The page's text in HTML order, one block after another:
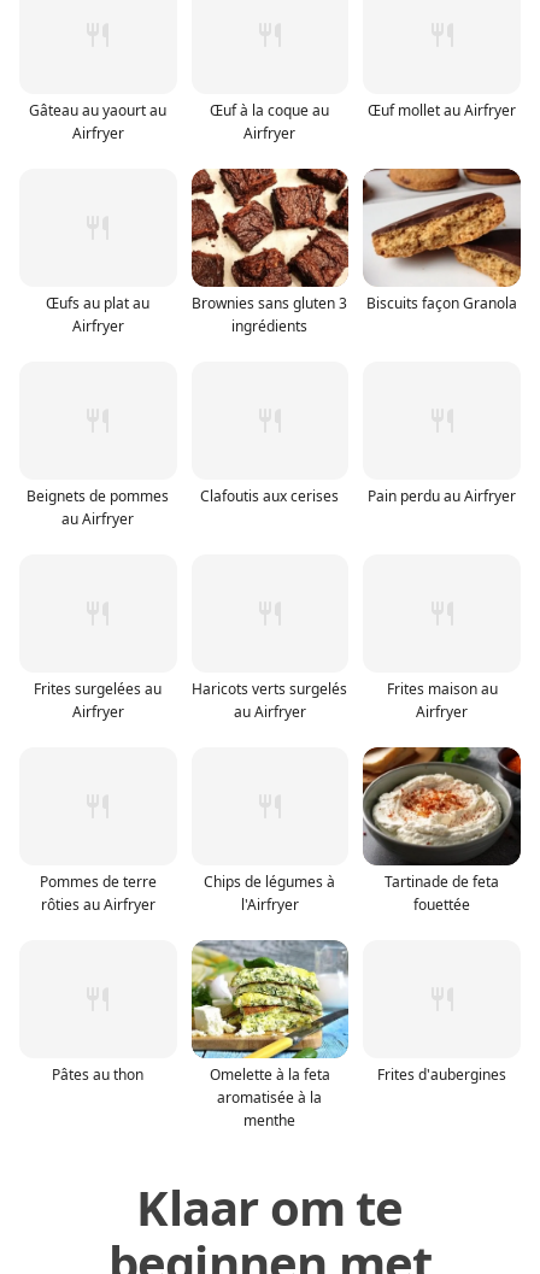
Gâteau au yaourt au
Airfryer
Œuf à la coque au
Airfryer
Œuf mollet au Airfryer
Œufs au plat au
Airfryer
Brownies sans gluten 3
ingrédients
Biscuits façon Granola
Beignets de pommes
au Airfryer
Clafoutis aux cerises Pain perdu au Airfryer
Frites surgelées au
Airfryer
Haricots verts surgelés
au Airfryer
Frites maison au
Airfryer
Pommes de terre
rôties au Airfryer
Chips de légumes à
l'Airfryer
Tartinade de feta
fouettée
Pâtes au thon
Omelette à la feta
aromatisée à la
menthe
Frites d'aubergines
Klaar om te